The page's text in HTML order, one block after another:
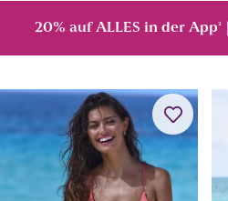
20% auf ALLES in der App²